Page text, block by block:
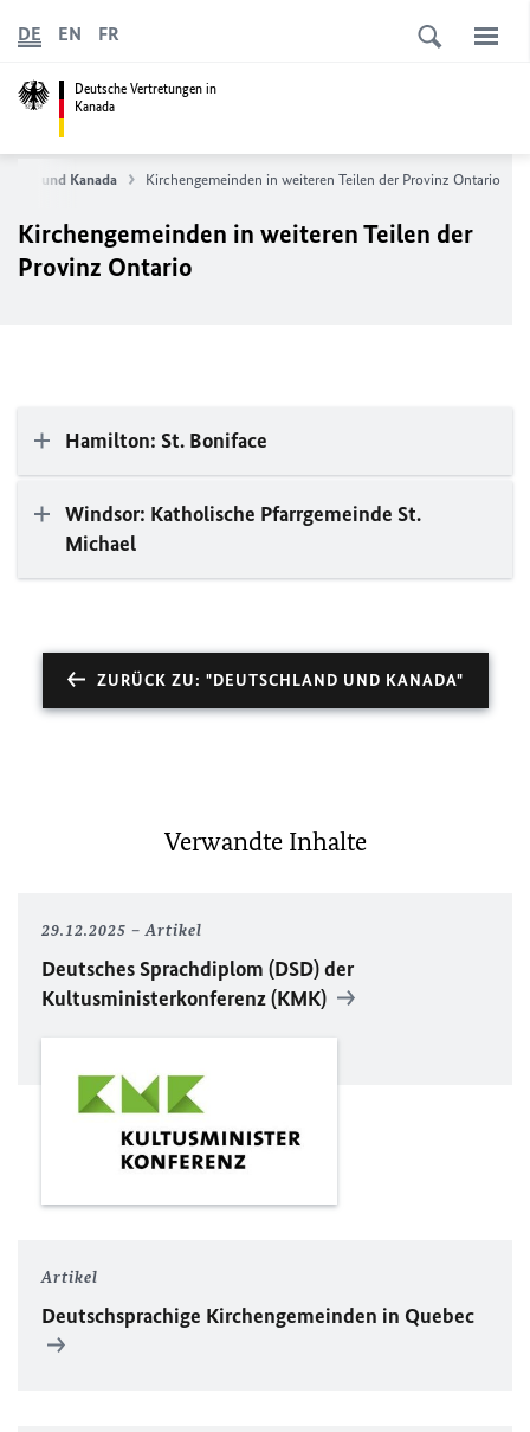
Deutsche Vertretungen in
Kanada
DE EN FR
und Kanada Kirchengemeinden in weiteren Teilen der Provinz Ontario
Kirchengemeinden in weiteren Teilen der
Provinz Ontario
Hamilton: St. Boniface
Windsor: Katholische Pfarrgemeinde St.
Michael
ZURÜCK ZU: "DEUTSCHLAND UND KANADA"
Verwandte Inhalte
29.12.2025 Artikel
Deutsches Sprachdiplom (DSD) der
Kultusministerkonferenz (KMK)
Artikel
Deutschsprachige Kirchengemeinden in Quebec